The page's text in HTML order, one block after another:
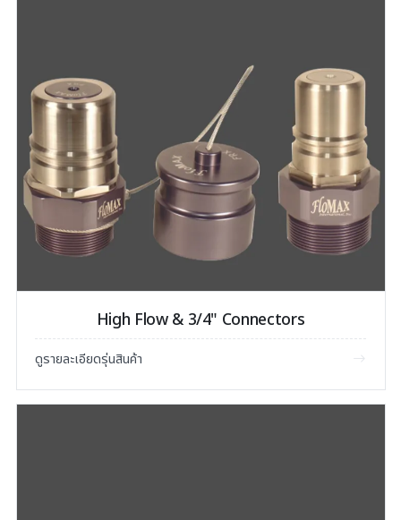
High Flow & 3/4" Connectors
ดูรายละเอียดรุ่นสินค้า